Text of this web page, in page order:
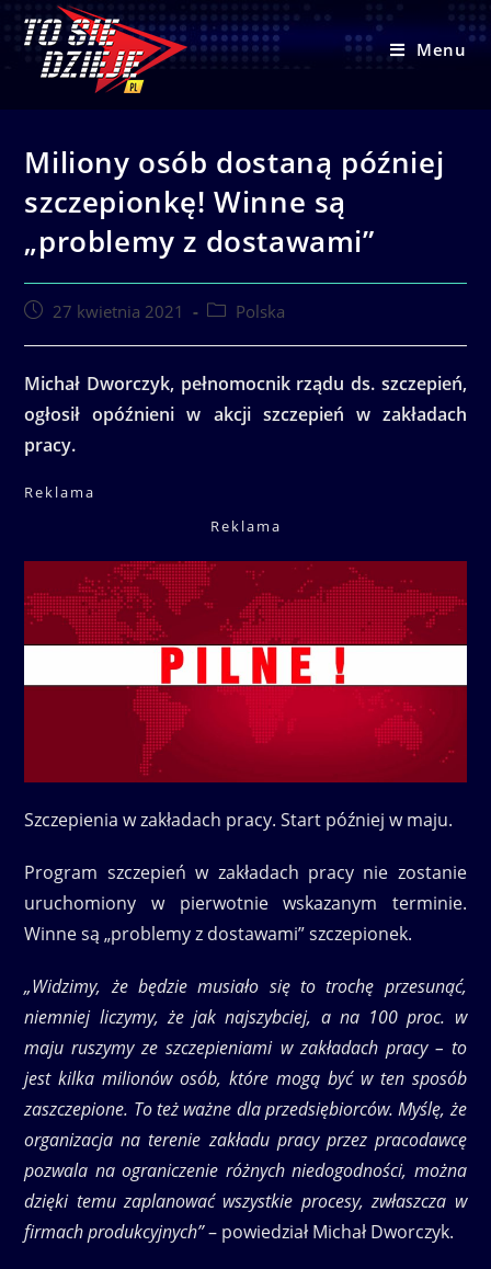
content
Menu
Miliony osób dostaną później
szczepionkę! Winne są
„problemy z dostawami”
Post27 kwietnia 2021
PostPolska
Michał Dworczyk, pełnomocnik rządu ds. szczepień,
ogłosił opóźnieni w akcji szczepień w zakładach
pracy.
Reklama
Reklama
Szczepienia w zakładach pracy. Start później w maju.
Program szczepień w zakładach pracy nie zostanie
uruchomiony w pierwotnie wskazanym terminie.
Winne są „problemy z dostawami” szczepionek.
„Widzimy, że będzie musiało się to trochę przesunąć,
niemniej liczymy, że jak najszybciej, a na 100 proc. w
maju ruszymy ze szczepieniami w zakładach pracy – to
jest kilka milionów osób, które mogą być w ten sposób
zaszczepione. To też ważne dla przedsiębiorców. Myślę, że
organizacja na terenie zakładu pracy przez pracodawcę
pozwala na ograniczenie różnych niedogodności, można
dzięki temu zaplanować wszystkie procesy, zwłaszcza w
firmach produkcyjnych”– powiedział Michał Dworczyk.